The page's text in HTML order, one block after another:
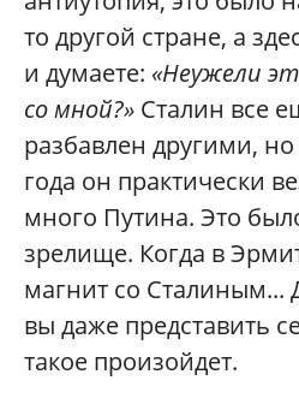
то другой стране, а
и думаете: «Неужели
со мной?» Сталин все
разбавлен другими, но
года он практически
много Путина. Это
зрелище. Когда в
магнит со Сталиным...
вы даже представить
такое произойдет.